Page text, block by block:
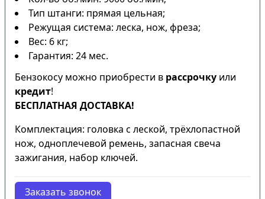
Тип штанги: прямая цельная;
Режущая система: леска, нож, фреза;
Вес: 6 кг;
Гарантия: 24 мес.
Бензокосу можно приобрести в рассрочку или
кредит!
БЕСПЛАТНАЯ ДОСТАВКА!
Комплектация: головка с леской, трёхлопастной
нож, одноплечевой ремень, запасная свеча
зажигания, набор ключей.
Заказать звонок